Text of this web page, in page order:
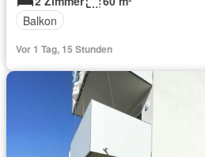
Balkon
Vor 1 Tag, 15 Stunden